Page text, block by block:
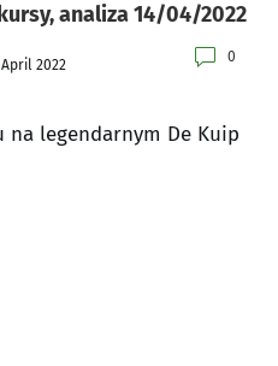
analiza 14/04/2022
April 2022 0
na legendarnym De Kuip